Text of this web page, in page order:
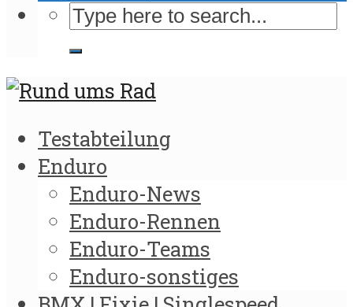
Testabteilung
Enduro
Enduro-News
Enduro-Rennen
Enduro-Teams
Enduro-sonstiges